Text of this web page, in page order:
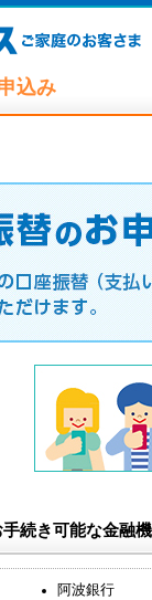
込み
続き可能な金融機
阿波銀行